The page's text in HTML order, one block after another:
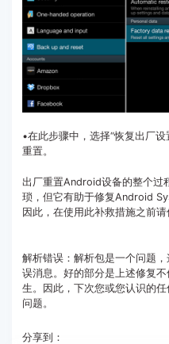
•在此步骤中，选择“恢复出厂
重置。
出厂重置Android设备的整个过
琐，但它有助于修复Android
因此，在使用此补救措施之前请
解析错误：解析包是一个问题
误消息。好的部分是上述修复
生。因此，下次您或您认识的
问题。
分享到：